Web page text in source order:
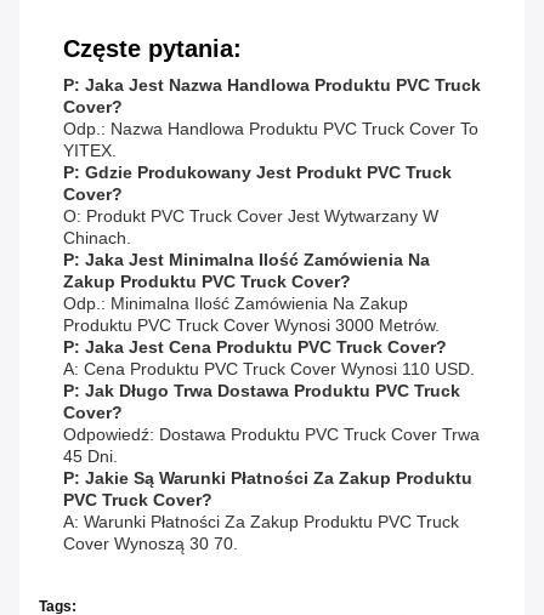
Częste pytania:
P: Jaka Jest Nazwa Handlowa Produktu PVC Truck
Cover?
Odp.: Nazwa Handlowa Produktu PVC Truck Cover To
YITEX.
P: Gdzie Produkowany Jest Produkt PVC Truck
Cover?
O: Produkt PVC Truck Cover Jest Wytwarzany W
Chinach.
P: Jaka Jest Minimalna Ilość Zamówienia Na
Zakup Produktu PVC Truck Cover?
Odp.: Minimalna Ilość Zamówienia Na Zakup
Produktu PVC Truck Cover Wynosi 3000 Metrów.
P: Jaka Jest Cena Produktu PVC Truck Cover?
A: Cena Produktu PVC Truck Cover Wynosi 110 USD.
P: Jak Długo Trwa Dostawa Produktu PVC Truck
Cover?
Odpowiedź: Dostawa Produktu PVC Truck Cover Trwa
45 Dni.
P: Jakie Są Warunki Płatności Za Zakup Produktu
PVC Truck Cover?
A: Warunki Płatności Za Zakup Produktu PVC Truck
Cover Wynoszą 30 70.
Tags: